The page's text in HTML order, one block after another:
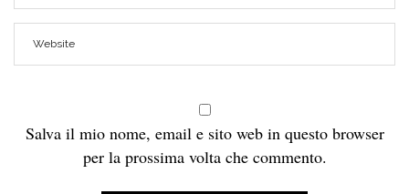
Salva il mio nome, email e sito web in questo browser
per la prossima volta che commento.